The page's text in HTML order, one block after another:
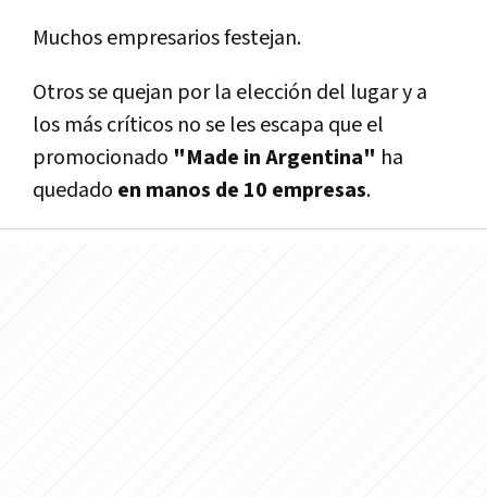
Muchos empresarios festejan.
Otros se quejan por la elección del lugar y a
los más críticos no se les escapa que el
promocionado "Made in Argentina" ha
quedado en manos de 10 empresas.